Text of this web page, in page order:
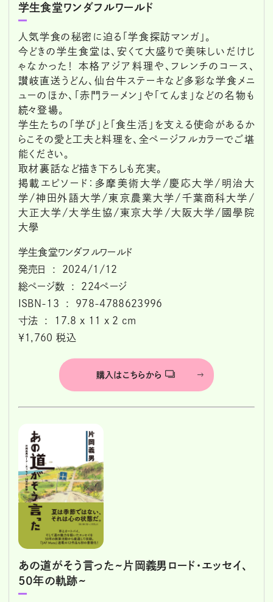
学生食堂ワンダフルワールド
人気学食の秘密に迫る「学食探訪マンガ」。
今どきの学生食堂は、安くて大盛りで美味しいだけじ
ゃなかった！ 本格アジア料理や、フレンチのコース、
讃岐直送うどん、仙台牛ステーキなど多彩な学食メニ
ューのほか、「赤門ラーメン」や「てんま」などの名物も
続々登場。
学生たちの「学び」と「食生活」を支える使命があるか
らこその愛と工夫と料理を、全ページフルカラーでご堪
能ください。
取材裏話など描き下ろしも充実。
掲載エピソード：多摩美術大学/慶応大学/明治大
学/神田外語大学/東京農業大学/千葉商科大学/
大正大学/大学生協/東京大学/大阪大学/國學院
大學
学生食堂ワンダフルワールド
発売日 ‏ : ‎ 2024/1/12
総ページ数 ‏ : ‎ 224ページ
ISBN-13 ‏ : ‎ 978-4788623996
寸法 ‏ : ‎ 17.8 x 11 x 2 cm
￥1,760 税込
購入はこちらから
あの道がそう言った~片岡義男ロード・エッセイ、
50年の軌跡~